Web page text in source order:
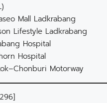
Mall Ladkrabang
Lifestyle Ladkrabang
Hospital
Hospital
Motorway